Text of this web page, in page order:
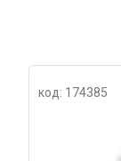
код: 174385